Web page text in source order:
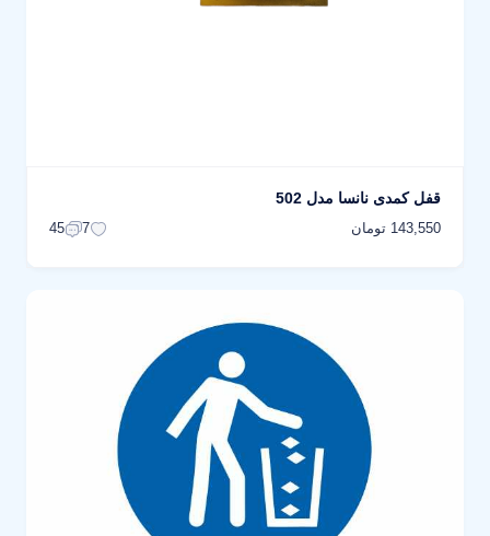
قفل کمدی نانسا مدل 502
143,550 تومان 7
45